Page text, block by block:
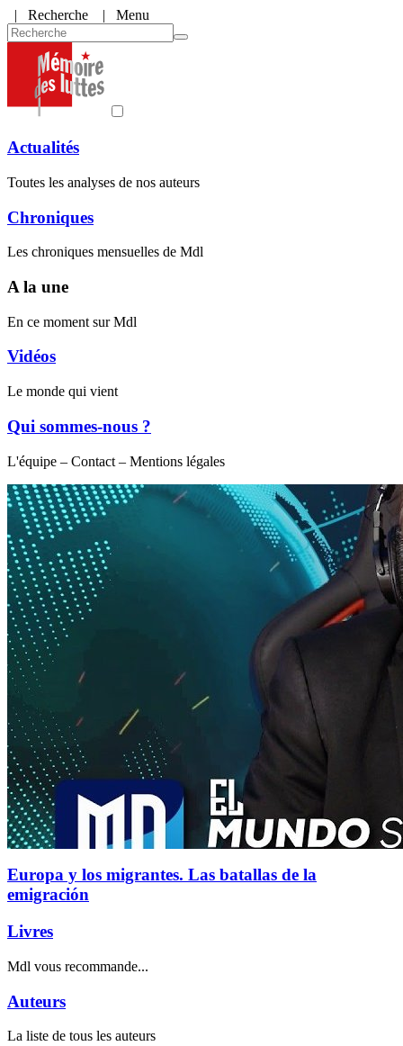
| Recherche | Menu
Actualités
Toutes les analyses de nos auteurs
Chroniques
Les chroniques mensuelles de Mdl
A la une
En ce moment sur Mdl
Vidéos
Le monde qui vient
Qui sommes-nous ?
L'équipe – Contact – Mentions légales
Europa y los migrantes. Las batallas de la
emigración
Livres
Mdl vous recommande...
Auteurs
La liste de tous les auteurs